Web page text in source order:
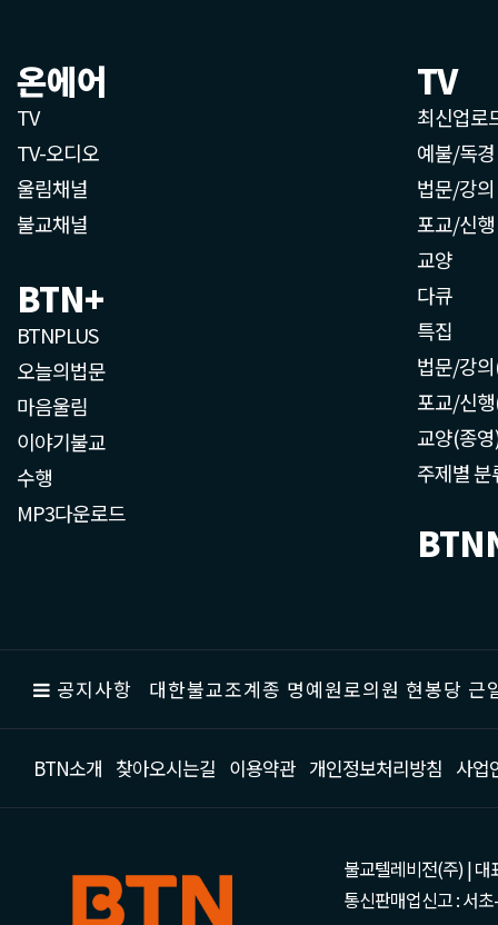
온에어
TV
TV-오디오
울림채널
불교채널
BTN+
BTNPLUS
오늘의법문
마음울림
이야기불교
수행
MP3다운로드
TV
최신업로
예불/독경
법문/강의
포교/신행
교양
다큐
특집
법문/강
포교/신
교양(종
주제별 분
공지사항 대한불교조계종 명예원로의원 현봉당
BTN소개 찾아오시는길 이용약관 개인정보처리방침 사업
불교텔레비전(주) | 대
통신판매업신고 : 서